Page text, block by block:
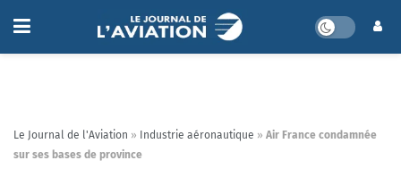
Le Journal de l'Aviation » Industrie aéronautique » Air France condamnée
sur ses bases de province